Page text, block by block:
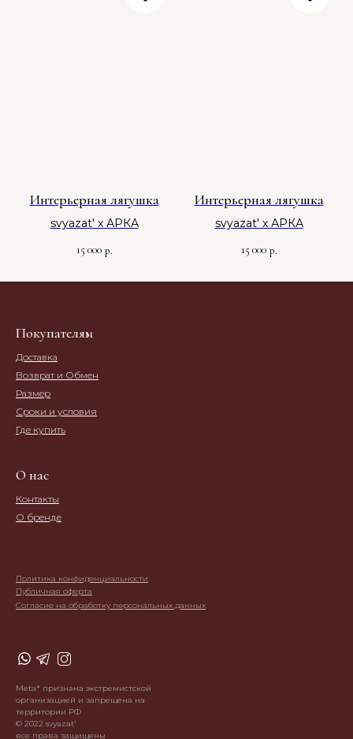
Интерьерная лягушка
svyazat' x АРКА
15 000 р.
Интерьерная лягушка
svyazat' x АРКА
15 000 р.
Политика конфиденциальности
Публичная оферта
О нас
Покупателям
Контакты
О бренде
Где купить
Доставка
Возврат и Обмен
Размер
Сроки и условия
Согласие на обработку персональных данных
Meta* признана экстремистской
организацией и запрещена на
территории РФ
© 2022 svyazat'
все права защищены